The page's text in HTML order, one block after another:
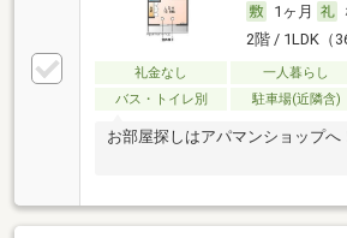
1ヶ月
2階 / 1LDK（
礼金なし 一人暮らし
バス・トイレ別
駐車場(近隣含)
お部屋探しはアパマンショップへ